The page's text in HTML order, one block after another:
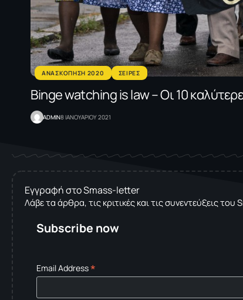
ΑΝΑΣΚΟΠΗΣΗ 2020 ΣΕΙΡΕΣ
Binge watching is law – Oι 10
ADMIN8 ΙΑΝΟΥΑΡΙΟΥ 2021
Εγγραφή στο Smass-letter
Λάβε τα άρθρα, τις κριτικές και τις συνεντεύξεις
Subscribe now
Email Address*